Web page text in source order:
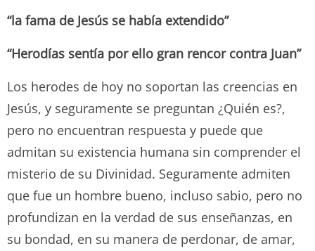
“la fama de Jesús se había extendido”
“Herodías sentía por ello gran rencor contra Juan”
Los herodes de hoy no soportan las creencias en
Jesús, y seguramente se preguntan ¿Quién es?,
pero no encuentran respuesta y puede que
admitan su existencia humana sin comprender el
misterio de su Divinidad. Seguramente admiten
que fue un hombre bueno, incluso sabio, pero no
profundizan en la verdad de sus enseñanzas, en
su bondad, en su manera de perdonar, de amar,